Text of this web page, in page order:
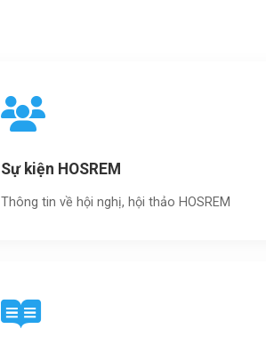
Sự kiện HOSREM
Thông tin về hội nghị, hội thảo HOSREM